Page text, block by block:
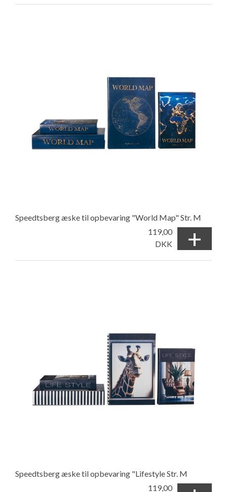
Speedtsberg æske til opbevaring "World Map" Str. M
119,00
DKK
+
Speedtsberg æske til opbevaring "Lifestyle Str. M
119,00